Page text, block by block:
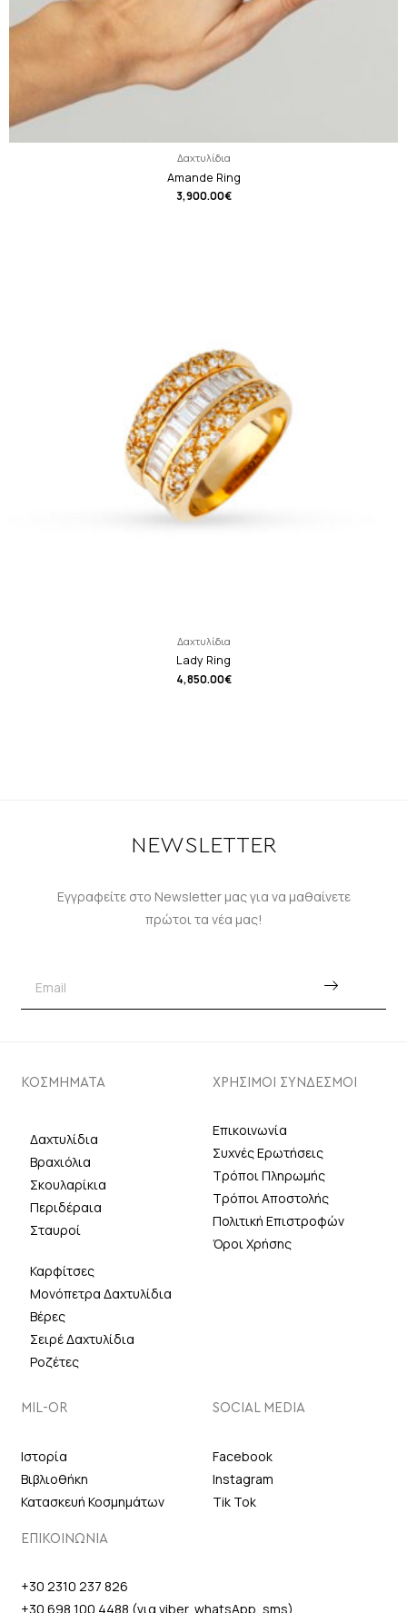
Δαχτυλίδια
Amande Ring
3,900.00€
Δαχτυλίδια
Lady Ring
4,850.00€
NEWSLETTER
Εγγραφείτε στο Newsletter μας για να μαθαίνετε
πρώτοι τα νέα μας!
ΚΟΣΜΗΜΑΤΑ
Δαχτυλίδια
Βραχιόλια
Σκουλαρίκια
Περιδέραια
Σταυροί
Καρφίτσες
Μονόπετρα Δαχτυλίδια
Βέρες
Σειρέ Δαχτυλίδια
Ροζέτες
ΧΡΗΣΙΜΟΙ ΣΥΝΔΕΣΜΟΙ
Επικοινωνία
Συχνές Ερωτήσεις
Τρόποι Πληρωμής
Τρόποι Αποστολής
Πολιτική Επιστροφών
Όροι Χρήσης
MIL-OR
Ιστορία
Βιβλιοθήκη
Κατασκευή Κοσμημάτων
SOCIAL MEDIA
Facebook
Instagram
Tik Tok
ΕΠΙΚΟΙΝΩΝΙΑ
+30 2310 237 826
+30 698 100 4488 (για viber, whatsApp, sms)